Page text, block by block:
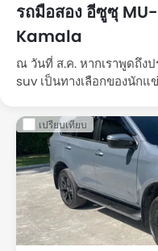
รถมือสอง อีซูซุ
Kamala
ณ วันที่ ส.ค. หากเราพูดถึง
suv เป็นทางเลือกของนัก
สำหรับราคา ฿1.35 ล้าน ขั
2023 อีซูซุ MU-X 4x4
AT ราคาอยู่ที่ ฿1.35 ล้าน
พิเศษสำหรับรถมือสองสภา
Kamala กับราคา คุณสม
รถมือสอง อีซูซุ MU-
Thailand รายการรา
เปรียบเทียบ